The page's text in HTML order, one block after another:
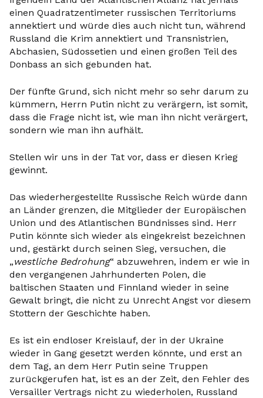
einen Quadratzentimeter russischen Territoriums
annektiert und würde dies auch nicht tun, während
Russland die Krim annektiert und Transnistrien,
Abchasien, Südossetien und einen großen Teil des
Donbass an sich gebunden hat.
Der fünfte Grund, sich nicht mehr so sehr darum zu
kümmern, Herrn Putin nicht zu verärgern, ist somit,
dass die Frage nicht ist, wie man ihn nicht verärgert,
sondern wie man ihn aufhält.
Stellen wir uns in der Tat vor, dass er diesen Krieg
gewinnt.
Das wiederhergestellte Russische Reich würde dann
an Länder grenzen, die Mitglieder der Europäischen
Union und des Atlantischen Bündnisses sind. Herr
Putin könnte sich wieder als eingekreist bezeichnen
und, gestärkt durch seinen Sieg, versuchen, die
„westliche Bedrohung“ abzuwehren, indem er wie in
den vergangenen Jahrhunderten Polen, die
baltischen Staaten und Finnland wieder in seine
Gewalt bringt, die nicht zu Unrecht Angst vor diesem
Stottern der Geschichte haben.
Es ist ein endloser Kreislauf, der in der Ukraine
wieder in Gang gesetzt werden könnte, und erst an
dem Tag, an dem Herr Putin seine Truppen
zurückgerufen hat, ist es an der Zeit, den Fehler des
Versailler Vertrags nicht zu wiederholen, Russland